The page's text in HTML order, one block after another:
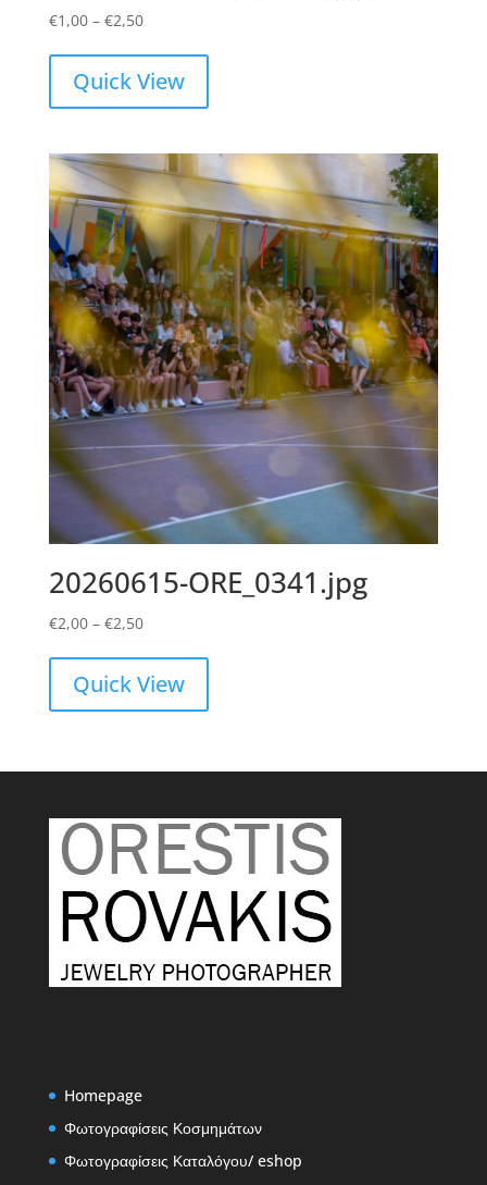
€1,00 – €2,50Price
€1,00
through
Quick View
20260615-ORE_0341.jpg
€2,00 – €2,50Price
€2,00
through
Quick View
Homepage
Φωτογραφίσεις Κοσμημάτων
Φωτογραφίσεις Καταλόγου/ eshop